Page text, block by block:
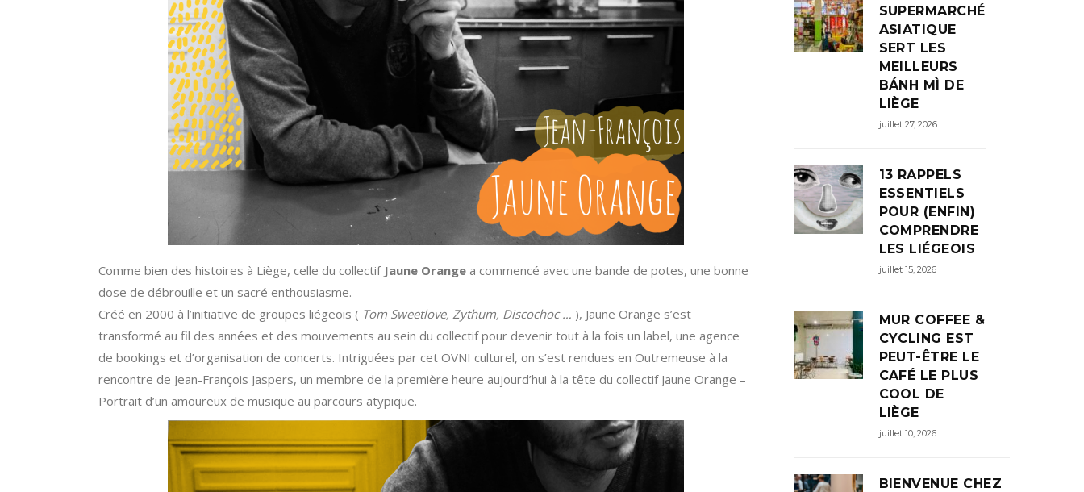
Comme bien des histoires à Liège, celle du collectif Jaune Orange a commencé avec une bande de potes, une bonne
dose de débrouille et un sacré enthousiasme.
Créé en 2000 à l’initiative de groupes liégeois ( Tom Sweetlove, Zythum, Discochoc … ), Jaune Orange s’est
transformé au fil des années et des mouvements au sein du collectif pour devenir tout à la fois un label, une agence
de bookings et d’organisation de concerts. Intriguées par cet OVNI culturel, on s’est rendues en Outremeuse à la
rencontre de Jean-François Jaspers, un membre de la première heure aujourd’hui à la tête du collectif Jaune Orange –
Portrait d’un amoureux de musique au parcours atypique.
SUPERMARCHÉ
ASIATIQUE
SERT LES
MEILLEURS
BÁNH MÌ DE
LIÈGE
juillet 27, 2026
13 RAPPELS
ESSENTIELS
POUR (ENFIN)
COMPRENDRE
LES LIÉGEOIS
juillet 15, 2026
MUR COFFEE &
CYCLING EST
PEUT-ÊTRE LE
CAFÉ LE PLUS
COOL DE
LIÈGE
juillet 10, 2026
BIENVENUE CHEZ